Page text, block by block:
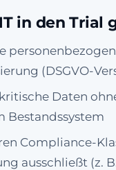
in den Trial
(DSGVO-
Daten
Bestandssystem
Compliance-
ausschließt (z.